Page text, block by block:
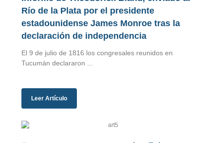
Río de la Plata por el presidente
estadounidense James Monroe tras la
declaración de independencia
El 9 de julio de 1816 los congresales reunidos en
Tucumán declararon ...
Leer Artículo